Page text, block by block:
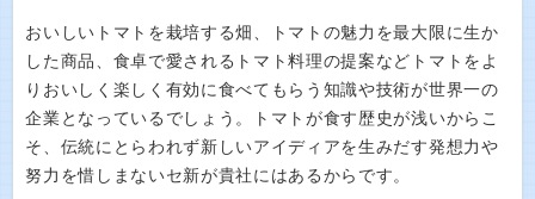
おいしいトマトを栽培する畑、トマトの魅力を最大限に生か
した商品、食卓で愛されるトマト料理の提案などトマトをよ
りおいしく楽しく有効に食べてもらう知識や技術が世界一の
企業となっているでしょう。トマトが食す歴史が浅いからこ
そ、伝統にとらわれず新しいアイディアを生みだす発想力や
努力を惜しまないセ新が貴社にはあるからです。